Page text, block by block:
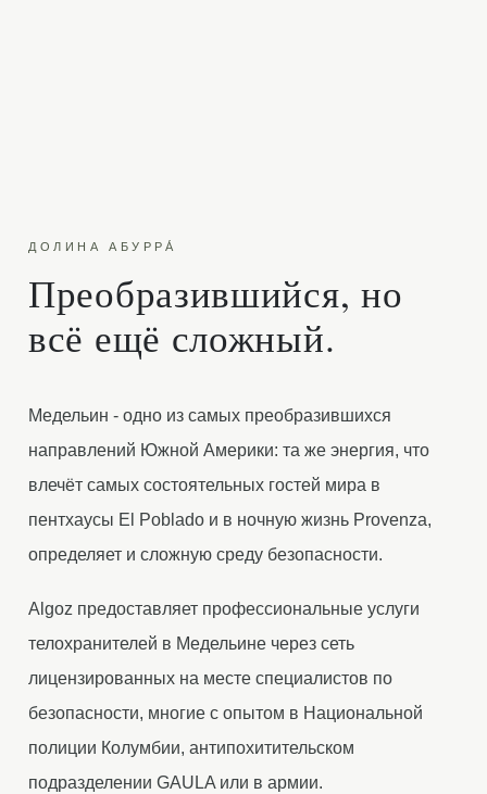
ДОЛИНА АБУРРА́
Преобразившийся, но
всё ещё сложный.
Медельин - одно из самых преобразившихся
направлений Южной Америки: та же энергия, что
влечёт самых состоятельных гостей мира в
пентхаусы El Poblado и в ночную жизнь Provenza,
определяет и сложную среду безопасности.
Algoz предоставляет профессиональные услуги
телохранителей в Медельине через сеть
лицензированных на месте специалистов по
безопасности, многие с опытом в Национальной
полиции Колумбии, антипохитительском
подразделении GAULA или в армии.